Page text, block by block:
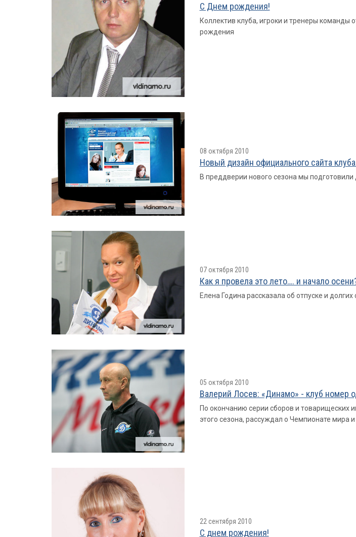
С Днем рождения!
Коллектив клуба, игроки и тренеры
рождения
08 октября 2010
Новый дизайн официального сайта
В преддверии нового сезона мы
07 октября 2010
Как я провелa это лето…. и начало
Елена Година рассказала об отпуске и долгих
05 октября 2010
Валерий Лосев: «Динамо» - клуб номер
По окончанию серии сборов и товарищеских
этого сезона, рассуждал о Чемпионате мира
22 сентября 2010
С днем рождения!